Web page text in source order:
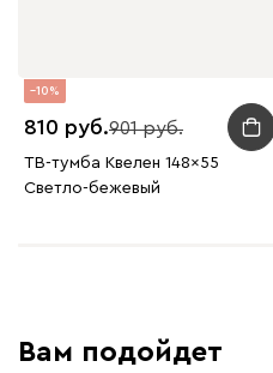
10
810 901
ТВ-тумба Квелен 148x55
Светло-бежевый
Вам подойдет